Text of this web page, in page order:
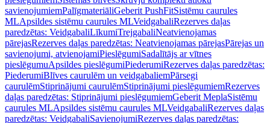
savienojumiemPalīgmateriāliGeberit PushFitSistēmu caurules
MLApsildes sistēmu caurules MLVeidgabaliRezerves daļas
paredzētas: VeidgabaliLīkumiTrejgabaliNeatvienojamas
pārejasRezerves daļas paredzētas: Neatvienojamas pārejasPārejas un
savienojumi, atvienojamiPieslēgumiSadalītājs ar vītnes
pieslēgumuApsildes pieslēgumiPiederumiRezerves daļas paredzētas:
PiederumiBlīves caurulēm un veidgabaliemPārsegi
caurulēmStiprinājumi caurulēmStiprinājumi pieslēgumiemRezerves
daļas paredzētas: Stiprinājumi pieslēgumiemGeberit MeplaSistēmu
caurules MLApsildes sistēmu caurules MLVeidgabaliRezerves daļas
paredzētas: VeidgabaliSavienojumiRezerves daļas paredzētas: